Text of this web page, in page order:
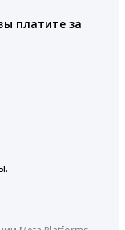
платите за